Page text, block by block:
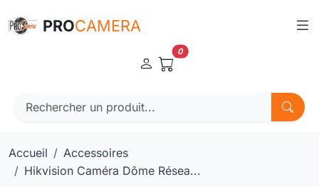
PROCAMERA
0
Accueil
Accessoires
Hikvision Caméra Dôme Résea...